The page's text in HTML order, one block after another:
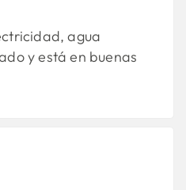
agua
y está en buenas